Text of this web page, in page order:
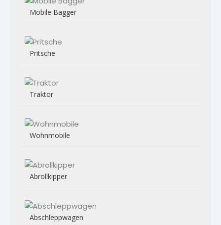
Mobile Bagger
Pritsche
Traktor
Wohnmobile
Abrollkipper
Abschleppwagen